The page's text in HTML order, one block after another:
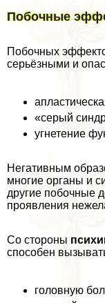
Побочные
Побочных
серьёзными и
«серый
угнетение
Негативным
многие органы и
другие побочные
проявления
Со стороны
способен
головную